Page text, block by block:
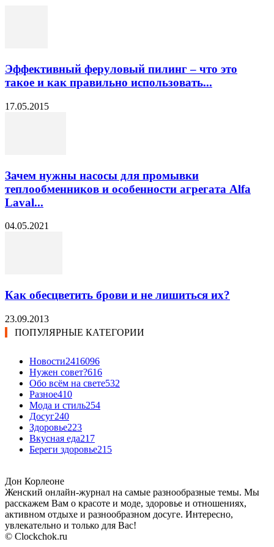
Эффективный феруловый пилинг – что это
такое и как правильно использовать...
17.05.2015
Зачем нужны насосы для промывки
теплообменников и особенности агрегата Alfa
Laval...
04.05.2021
Как обесцветить брови и не лишиться их?
23.09.2013
ПОПУЛЯРНЫЕ КАТЕГОРИИ
Новости2416096
Нужен совет?616
Обо всём на свете532
Разное410
Мода и стиль254
Досуг240
Здоровье223
Вкусная еда217
Береги здоровье215
Дон Корлеоне
Женский онлайн-журнал на самые разнообразные темы. Мы
расскажем Вам о красоте и моде, здоровье и отношениях,
активном отдыхе и разнообразном досуге. Интересно,
увлекательно и только для Вас!
© Clockchok.ru